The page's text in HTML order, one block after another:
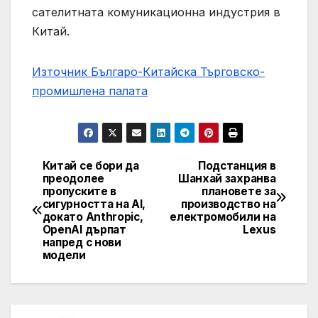
сателитната комуникационна индустрия в
Китай.
Източник Българо-Китайска Търговско-
промишлена палaта
Навигация
Подстанция в
Шанхай захранва
плановете за
производство на
електромобили на
Lexus
Китай се бори да
преодолее
пропуските в
сигурността на AI,
докато Anthropic,
OpenAI дърпат
напред с нови
модели